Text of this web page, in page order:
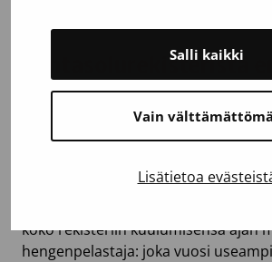
Vain
Salli kaikki
Lisätietoa
Kantasolurekisteristä
Rekisteristä voi halutessaan erota
kirjallisella tai suullisella
kudostyyppien moninaisuuden takia
koko rekisteriin kuulumisensa ajan
hengenpelastaja: joka vuosi